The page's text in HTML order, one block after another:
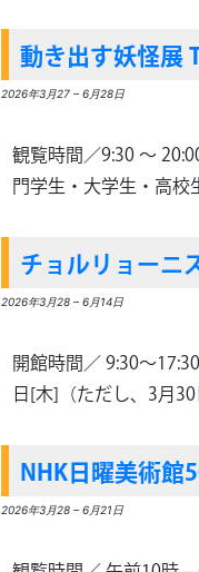
動き出す妖怪展
2026年3月27–6月28日
観覧時間／9:30 〜
門学生・大学生・高
チョルリョーニ
2026年3月28–6月14日
開館時間／ 9:30～
日[木]（ただし、3月
NHK日曜美術館
2026年3月28–6月21日